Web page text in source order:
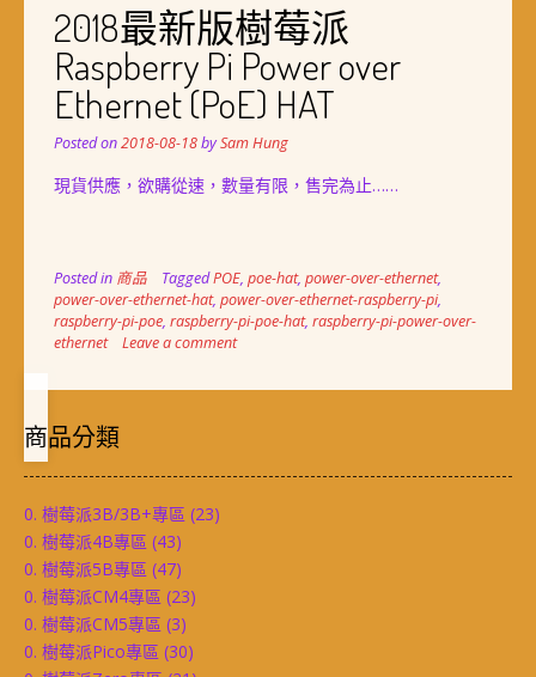
2018最新版樹莓派
Raspberry Pi Power over
Ethernet (PoE) HAT
Posted on2018-08-18bySam Hung
現貨供應，欲購從速，數量有限，售完為止……
Posted in 商品 TaggedPOE, poe-hat, power-over-ethernet,
power-over-ethernet-hat, power-over-ethernet-raspberry-pi,
raspberry-pi-poe, raspberry-pi-poe-hat, raspberry-pi-power-over-
ethernet
Leave a comment
商品分類
0. 樹莓派3B/3B+專區 (23)
0. 樹莓派4B專區 (43)
0. 樹莓派5B專區 (47)
0. 樹莓派CM4專區 (23)
0. 樹莓派CM5專區 (3)
0. 樹莓派Pico專區 (30)